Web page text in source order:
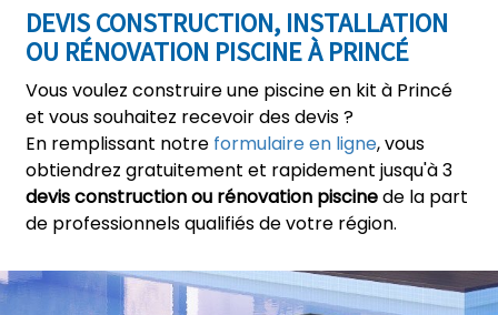
DEVIS CONSTRUCTION, INSTALLATION
OU RÉNOVATION PISCINE À PRINCÉ
Vous voulez construire une piscine en kit à Princé
et vous souhaitez recevoir des devis ?
En remplissant notre formulaire en ligne, vous
obtiendrez gratuitement et rapidement jusqu'à 3
devis construction ou rénovation piscinede la part
de professionnels qualifiés de votre région.